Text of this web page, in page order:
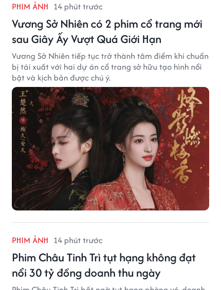
PHIM ẢNH 14 phút trước
Vương Sở Nhiên có 2 phim cổ trang mới
sau Giây Ấy Vượt Quá Giới Hạn
Vương Sở Nhiên tiếp tục trở thành tâm điểm khi chuẩn
bị tái xuất với hai dự án cổ trang sở hữu tạo hình nổi
bật và kịch bản được chú ý.
PHIM ẢNH 14 phút trước
Phim Châu Tinh Trì tụt hạng không đạt
nổi 30 tỷ đồng doanh thu ngày